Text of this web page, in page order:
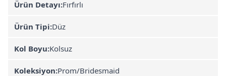
Ürün Detayı:Fırfırlı
Ürün Tipi:Düz
Kol Boyu:Kolsuz
Koleksiyon:Prom/Bridesmaid